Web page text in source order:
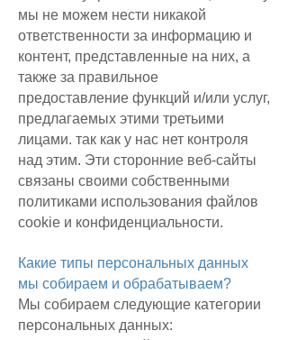
мы не можем нести никакой
ответственности за информацию и
контент, представленные на них, а
также за правильное
предоставление функций и/или услуг,
предлагаемых этими третьими
лицами. так как у нас нет контроля
над этим. Эти сторонние веб-сайты
связаны своими собственными
политиками использования файлов
cookie и конфиденциальности.
Какие типы персональных данных
мы собираем и обрабатываем?
Мы собираем следующие категории
персональных данных: